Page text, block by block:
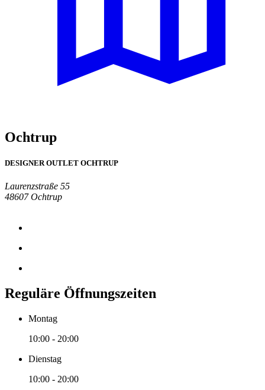
Ochtrup
DESIGNER OUTLET OCHTRUP
Laurenzstraße 55
48607 Ochtrup
Reguläre Öffnungszeiten
Montag
10:00 - 20:00
Dienstag
10:00 - 20:00